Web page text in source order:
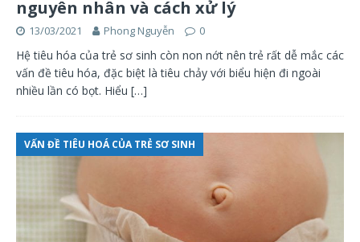
nguyên nhân và cách xử lý
13/03/2021 Phong Nguyễn 0
Hệ tiêu hóa của trẻ sơ sinh còn non nớt nên trẻ rất dễ mắc các
vấn đề tiêu hóa, đặc biệt là tiêu chảy với biểu hiện đi ngoài
nhiều lần có bọt. Hiểu […]
VẤN ĐỀ TIÊU HOÁ CỦA TRẺ SƠ SINH